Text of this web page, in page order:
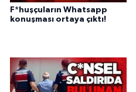
F*huşçuların Whatsapp
konuşması ortaya çıktı!